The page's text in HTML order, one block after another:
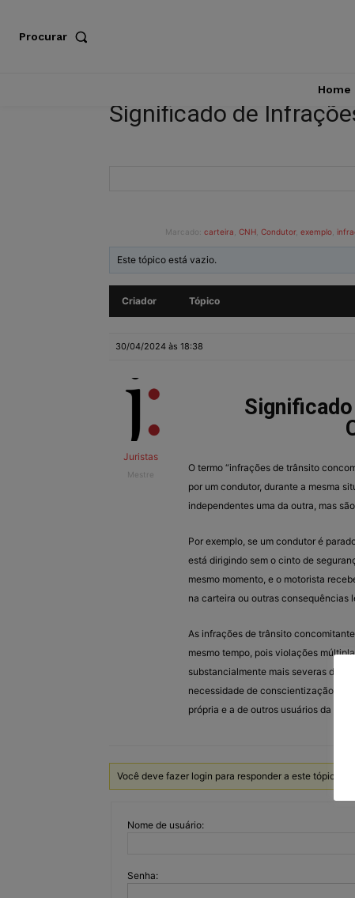
Procurar
Home
Significado de
Marcado: carteira CNH Condutor, exemplo
Este tópico está vazio.
Criador Tópico
30/04/2024 às 18:38
Juristas
Mestre
O termo “infrações de trânsito
por um condutor, durante a mesma
independentes uma da outra, mas
Por exemplo, se um condutor é
está dirigindo sem o cinto de
mesmo momento, e o motorista
na carteira ou outras consequências
As infrações de trânsito
mesmo tempo, pois violações
substancialmente mais severas do
necessidade de conscientização e
própria e a de outros usuários da via.
Você deve fazer login para responder a este tópico.
Nome de usuário:
Senha: